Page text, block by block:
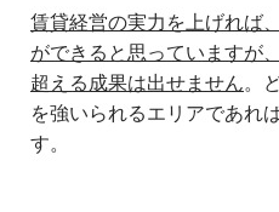
賃貸経営の実力を上げれば
ができると思っていますが
超える成果は出せません。
を強いられるエリアであれ
す。